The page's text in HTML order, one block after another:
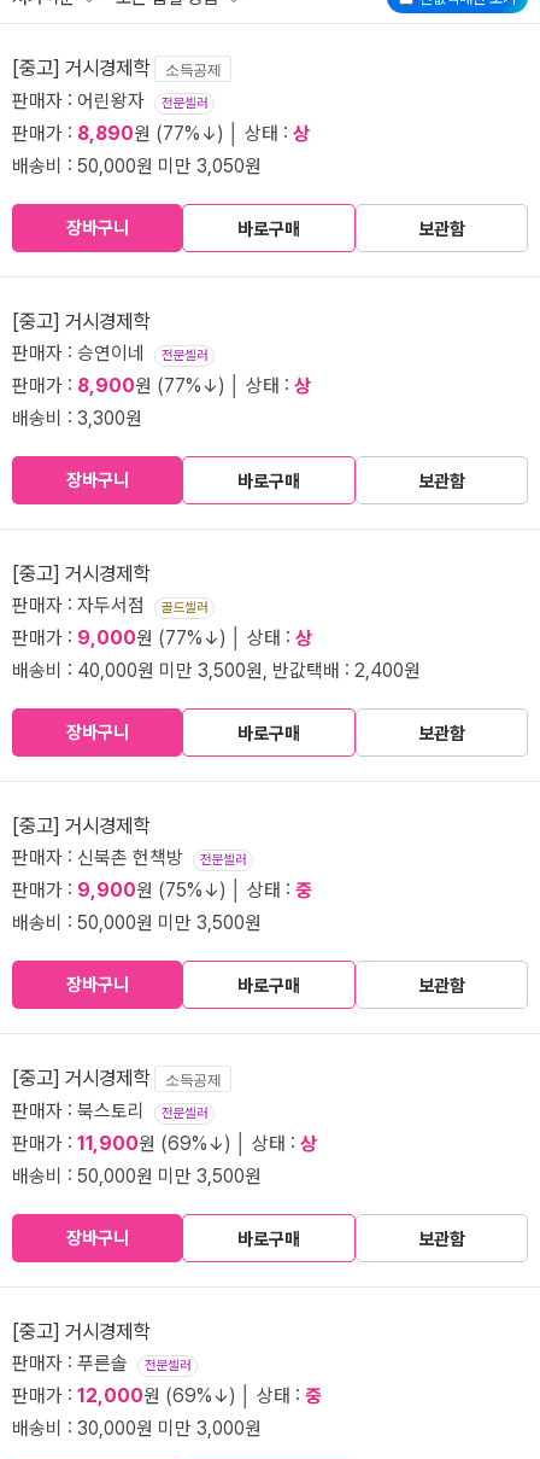
[중고] 거시경제학 소득공제
판매자 : 어린왕자 전문셀러
판매가 : 8,890원 (77%↓) │ 상태 : 상
배송비 : 50,000원 미만 3,050원
장바구니 바로구매 보관함
[중고] 거시경제학
판매자 : 승연이네 전문셀러
판매가 : 8,900원 (77%↓) │ 상태 : 상
배송비 : 3,300원
장바구니 바로구매 보관함
[중고] 거시경제학
판매자 : 자두서점 골드셀러
판매가 : 9,000원 (77%↓) │ 상태 : 상
배송비 : 40,000원 미만 3,500원, 반값택배 : 2,400원
장바구니 바로구매 보관함
[중고] 거시경제학
판매자 : 신북촌 헌책방 전문셀러
판매가 : 9,900원 (75%↓) │ 상태 : 중
배송비 : 50,000원 미만 3,500원
장바구니 바로구매 보관함
[중고] 거시경제학 소득공제
판매자 : 북스토리 전문셀러
판매가 : 11,900원 (69%↓) │ 상태 : 상
배송비 : 50,000원 미만 3,500원
장바구니 바로구매 보관함
[중고] 거시경제학
판매자 : 푸른솔 전문셀러
판매가 : 12,000원 (69%↓) │ 상태 : 중
배송비 : 30,000원 미만 3,000원